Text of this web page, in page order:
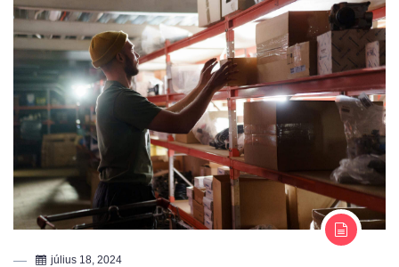
július 18, 2024
Milyen Előfeltételei Vannak Egy Raktáros
Állásnak: Az Ideális Jelölt Tulajdonságai